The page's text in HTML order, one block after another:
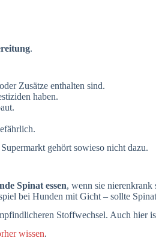
.
Zusätze enthalten sind.
haben.
gehört sowieso nicht dazu.
Spinat essen, wenn sie nierenkrank
bei Hunden mit Gicht – sollte
Stoffwechsel. Auch hier
wissen.